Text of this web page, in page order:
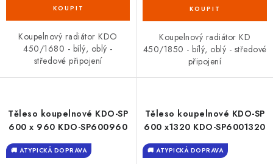
Koupelnový radiátor KDO
450/1680 - bílý, oblý -
středové připojení
Koupelnový radiátor KD
450/1850 - bílý, oblý - středové
připojení
Těleso koupelnové KDO-SP
600 x 960 KDO-SP600960
🚚 ATYPICKÁ DOPRAVA
Těleso koupelnové KDO-SP
600 x1320 KDO-SP6001320
🚚 ATYPICKÁ DOPRAVA